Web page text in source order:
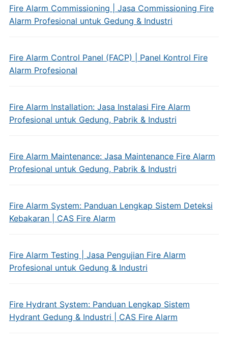
Fire Alarm Commissioning | Jasa Commissioning Fire
Alarm Profesional untuk Gedung & Industri
Fire Alarm Control Panel (FACP) | Panel Kontrol Fire
Alarm Profesional
Fire Alarm Installation: Jasa Instalasi Fire Alarm
Profesional untuk Gedung, Pabrik & Industri
Fire Alarm Maintenance: Jasa Maintenance Fire Alarm
Profesional untuk Gedung, Pabrik & Industri
Fire Alarm System: Panduan Lengkap Sistem Deteksi
Kebakaran | CAS Fire Alarm
Fire Alarm Testing | Jasa Pengujian Fire Alarm
Profesional untuk Gedung & Industri
Fire Hydrant System: Panduan Lengkap Sistem
Hydrant Gedung & Industri | CAS Fire Alarm